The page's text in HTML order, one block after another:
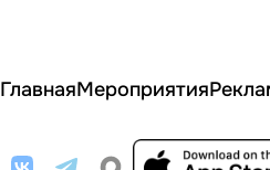
ГлавнаяМероприятия